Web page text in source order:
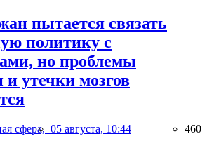
пытается связать
политику с
но проблемы
и утечки мозгов
сфера, 05 августа, 10:44 460